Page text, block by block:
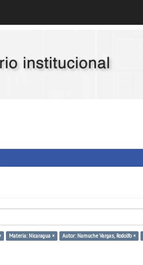
Materia: Nicaragua × Autor: Namuche Vargas, Rodolfo ×